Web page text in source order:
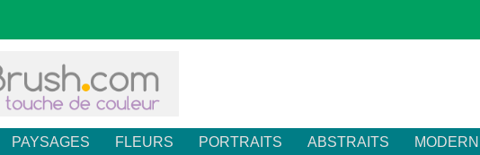
PAYSAGES FLEURS PORTRAITS ABSTRAITS